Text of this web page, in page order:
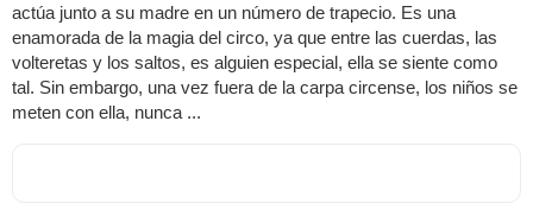
actúa junto a su madre en un número de trapecio. Es una
enamorada de la magia del circo, ya que entre las cuerdas, las
volteretas y los saltos, es alguien especial, ella se siente como
tal. Sin embargo, una vez fuera de la carpa circense, los niños se
meten con ella, nunca ...